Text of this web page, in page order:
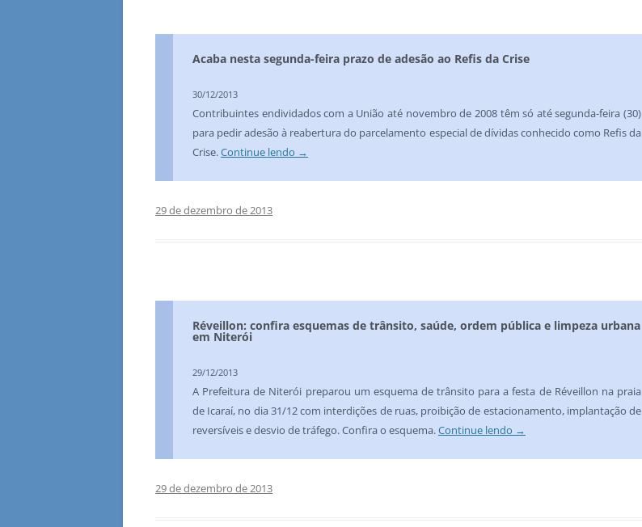
Acaba nesta segunda-feira prazo de adesão ao Refis da Crise
30/12/2013
Contribuintes endividados com a União até novembro de 2008 têm só até segunda-feira (30)
para pedir adesão à reabertura do parcelamento especial de dívidas conhecido como Refis da
Crise.Continue lendo →
29 de dezembro de 2013
Réveillon: confira esquemas de trânsito, saúde, ordem pública e limpeza urbana
em Niterói
29/12/2013
A Prefeitura de Niterói preparou um esquema de trânsito para a festa de Réveillon na praia
de Icaraí, no dia 31/12 com interdições de ruas, proibição de estacionamento, implantação de
reversíveis e desvio de tráfego. Confira o esquema.Continue lendo →
29 de dezembro de 2013